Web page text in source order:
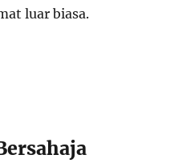
luar biasa.